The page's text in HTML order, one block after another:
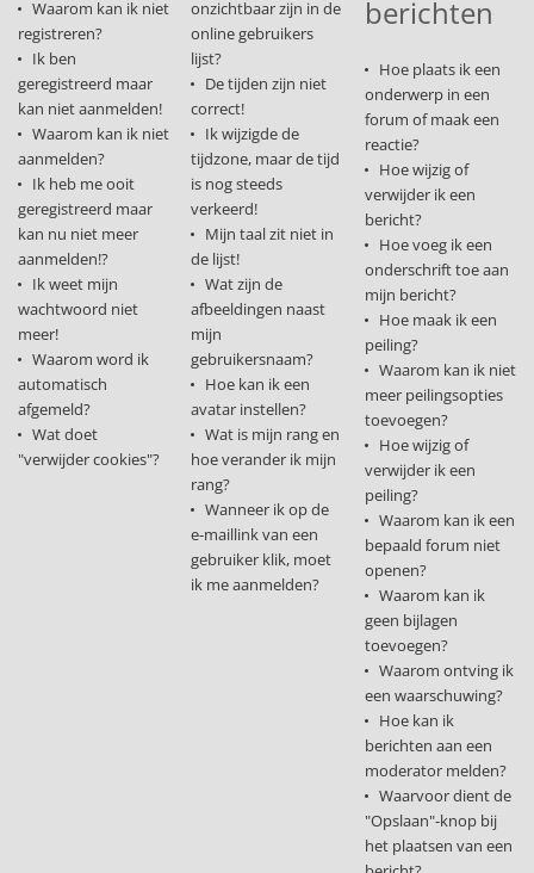
Waarom kan ik niet
registreren?
Ik ben
geregistreerd maar
kan niet aanmelden!
Waarom kan ik niet
aanmelden?
Ik heb me ooit
geregistreerd maar
kan nu niet meer
aanmelden!?
Ik weet mijn
wachtwoord niet
meer!
Waarom word ik
automatisch
afgemeld?
Wat doet
"verwijder cookies"?
onzichtbaar zijn in de
online gebruikers
lijst?
De tijden zijn niet
correct!
Ik wijzigde de
tijdzone, maar de tijd
is nog steeds
verkeerd!
Mijn taal zit niet in
de lijst!
Wat zijn de
afbeeldingen naast
mijn
gebruikersnaam?
Hoe kan ik een
avatar instellen?
Wat is mijn rang en
hoe verander ik mijn
rang?
Wanneer ik op de
e-maillink van een
gebruiker klik, moet
ik me aanmelden?
berichten
Hoe plaats ik een
onderwerp in een
forum of maak een
reactie?
Hoe wijzig of
verwijder ik een
bericht?
Hoe voeg ik een
onderschrift toe aan
mijn bericht?
Hoe maak ik een
peiling?
Waarom kan ik niet
meer peilingsopties
toevoegen?
Hoe wijzig of
verwijder ik een
peiling?
Waarom kan ik een
bepaald forum niet
openen?
Waarom kan ik
geen bijlagen
toevoegen?
Waarom ontving ik
een waarschuwing?
Hoe kan ik
berichten aan een
moderator melden?
Waarvoor dient de
"Opslaan"-knop bij
het plaatsen van een